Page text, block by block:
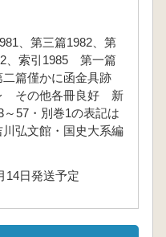
、第三篇1982、第
、索引1985 第一篇
篇僅かに函金具跡
その他各冊良好 新
57・別巻1の表記は
弘文館・国史大系編
14日発送予定